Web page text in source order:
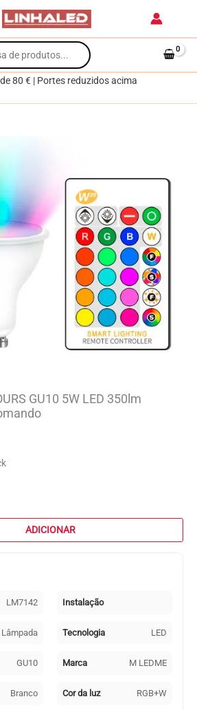
80 € | Portes reduzidos acima
GU10 5W LED 350lm
ADICIONAR
LM7142 Instalação
Lâmpada Tecnologia LED
GU10 Marca M LEDME
Branco Cor da luz RGB+W